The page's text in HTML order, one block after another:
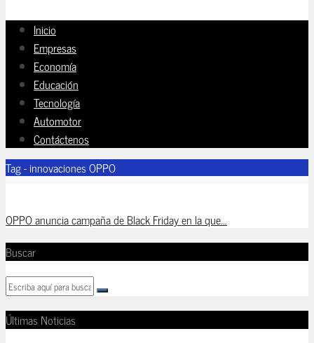
Inicio
Empresas
Economía
Educación
Tecnología
Automotor
Contáctenos
Tag - innovaciones OPPO
OPPO anuncia campaña de Black Friday en la que...
Buscar
Últimas Noticias